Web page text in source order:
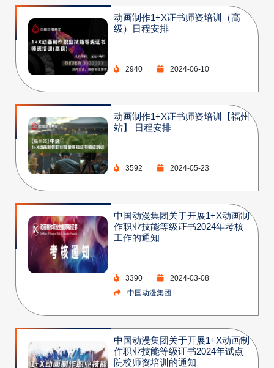
动画制作1+X证书师资培训（高
级）日程安排
2940 2024-06-10
动画制作1+X证书师资培训【福州
站】 日程安排
3592 2024-05-23
中国动漫集团关于开展1+X动画制
作职业技能等级证书2024年考核
工作的通知
3390
2024-03-08
中国动漫集团
中国动漫集团关于开展1+X动画制
作职业技能等级证书2024年试点
院校师资培训的通知